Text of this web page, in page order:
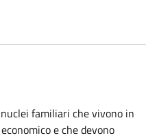
familiari che vivono in
e che devono